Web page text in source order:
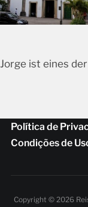
Jorge ist eines der
Política de
Condições de
Copyright © 2026